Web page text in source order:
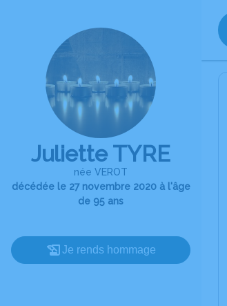
Juliette TYRE
née VEROT
décédée le 27 novembre 2020 à l'âge
de 95 ans
Je rends hommage